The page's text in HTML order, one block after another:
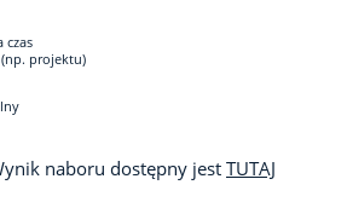
czas
projektu)
naboru dostępny jest TUTAJ